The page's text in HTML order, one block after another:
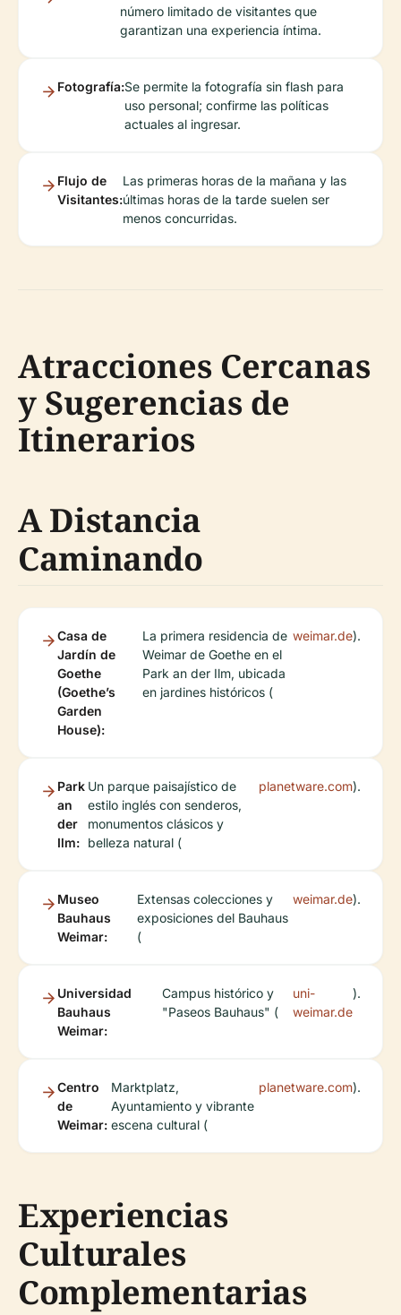
número limitado de visitantes que
garantizan una experiencia íntima.
Fotografía:Se permite la fotografía sin flash para
uso personal; confirme las políticas
actuales al ingresar.
Flujo de
Visitantes:
Las primeras horas de la mañana y las
últimas horas de la tarde suelen ser
menos concurridas.
Atracciones Cercanas
y Sugerencias de
Itinerarios
A Distancia
Caminando
Casa de
Jardín de
Goethe
(Goethe’s
Garden
House):
La primera residencia de
Weimar de Goethe en el
Park an der Ilm, ubicada
en jardines históricos (
weimar.de).
Park
an
der
Ilm:
Un parque paisajístico de
estilo inglés con senderos,
monumentos clásicos y
belleza natural (
planetware.com).
Museo
Bauhaus
Weimar:
Extensas colecciones y
exposiciones del Bauhaus
(
weimar.de).
Universidad
Bauhaus
Weimar:
Campus histórico y
"Paseos Bauhaus" (
uni-
weimar.de
).
Centro
de
Weimar:
Marktplatz,
Ayuntamiento y vibrante
escena cultural (
planetware.com).
Experiencias
Culturales
Complementarias